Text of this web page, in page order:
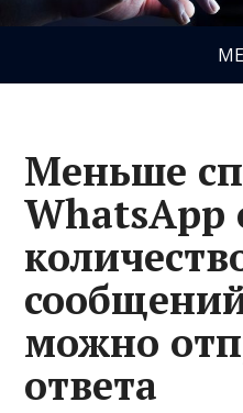
Меньше
WhatsApp
можно
ответа